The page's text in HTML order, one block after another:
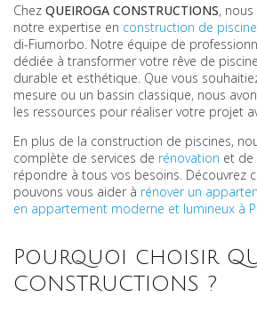
Chez QUEIROGA CONSTRUCTIONS,
notre expertise en construction de
di-Fiumorbo. Notre équipe de
dédiée à transformer votre rêve de
durable et esthétique. Que vous
mesure ou un bassin classique, nous
les ressources pour réaliser votre projet
En plus de la construction de piscines,
complète de services de rénovation et de
répondre à tous vos besoins. Découvrez
pouvons vous aider à rénover un
en appartement moderne et lumineux à
Pourquoi choisir
CONSTRUCTIONS ?